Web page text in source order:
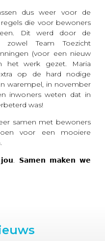
dus weer voor de
die voor bewoners
Dit werd door de
Team Toezicht
(voor een nieuw
het werk gezet. Maria
op de hard nodige
warempel, in november
inwoners weten dat in
was!
samen met bewoners
voor een mooiere
𝗦𝗮𝗺𝗲𝗻 𝗺𝗮𝗸𝗲𝗻 𝘄𝗲